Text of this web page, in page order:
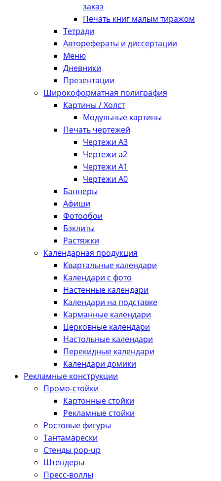
заказ
Печать книг малым тиражом
Тетради
Авторефераты и диссертации
Меню
Дневники
Презентации
Широкоформатная полиграфия
Картины / Холст
Модульные картины
Печать чертежей
Чертежи А3
Чертежи а2
Чертежи А1
Чертежи А0
Баннеры
Афиши
Фотообои
Бэклиты
Растяжки
Календарная продукция
Квартальные календари
Календари с фото
Настенные календари
Календари на подставке
Карманные календари
Церковные календари
Настольные календари
Перекидные календари
Календари домики
Рекламные конструкции
Промо-стойки
Картонные стойки
Рекламные стойки
Ростовые фигуры
Тантамарески
Стенды pop-up
Штендеры
Пресс-воллы